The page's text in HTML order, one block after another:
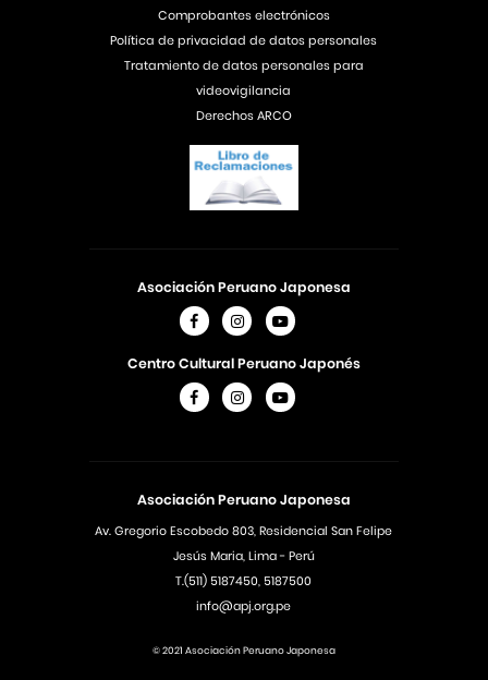
Asociación Peruano Japonesa
Av. Gregorio Escobedo 803, Residencial San Felipe
Jesús Maria, Lima - Perú
T.(511) 5187450, 5187500
info@apj.org.pe
Asociación Peruano Japonesa
Centro Cultural Peruano Japonés
Comprobantes electrónicos
Política de privacidad de datos personales
Tratamiento de datos personales para
videovigilancia
Derechos ARCO
© 2021 Asociación Peruano Japonesa